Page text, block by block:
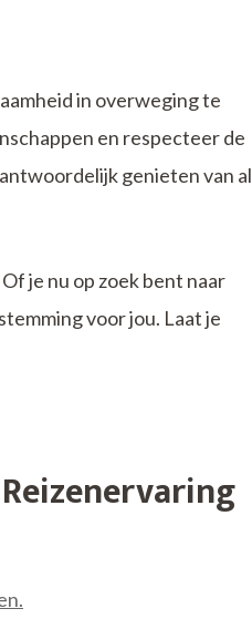
in overweging te
en respecteer de
genieten van al
je nu op zoek bent naar
voor jou. Laat je